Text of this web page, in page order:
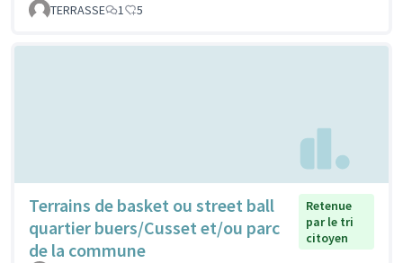
TERRASSE 1 5
Terrains de basket ou street ball
quartier buers/Cusset et/ou parc
de la commune
Retenue
par le tri
citoyen